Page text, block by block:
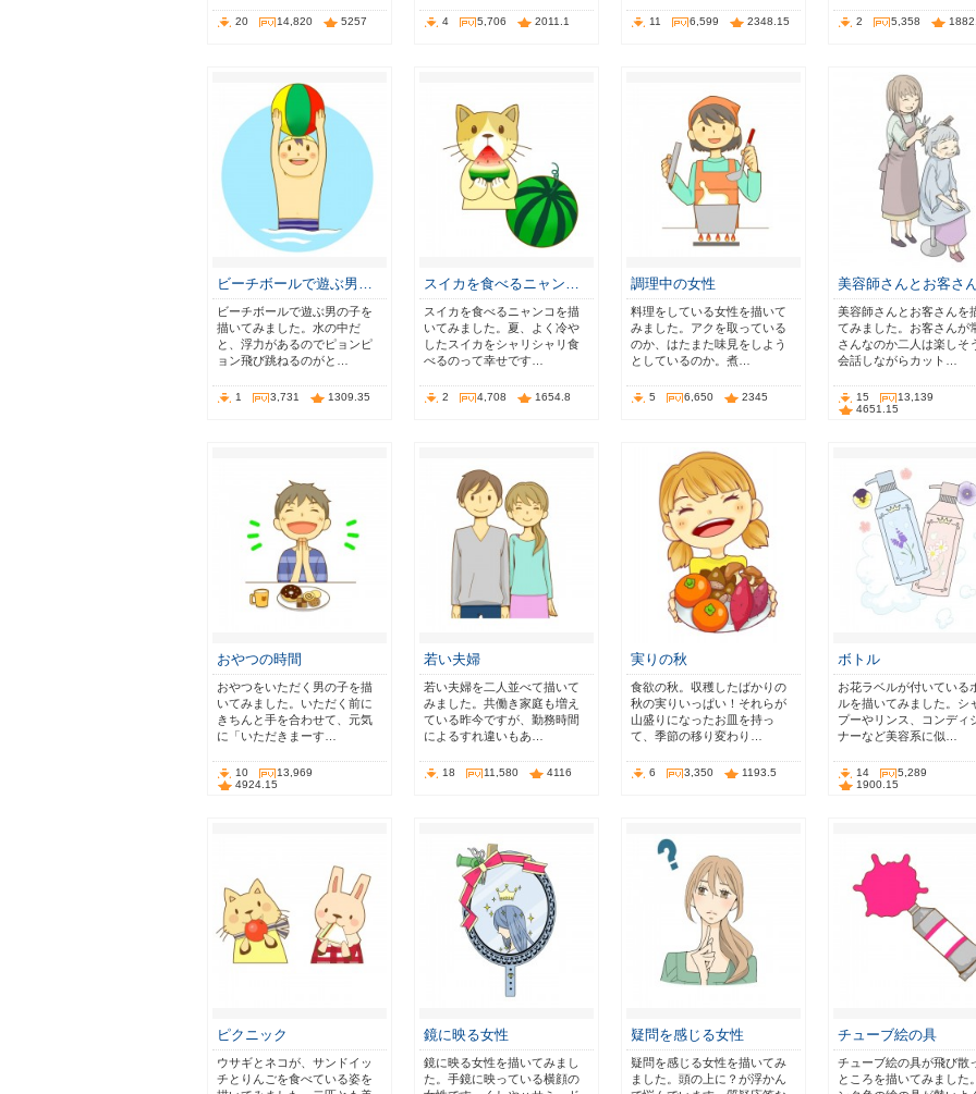
20 14,820 5257 4 5,706 2011.1 11 6,599 2348.15 2 5,358
ビーチボールで遊ぶ男…
ビーチボールで遊ぶ男の子を
描いてみました。水の中だ
と、浮力があるのでピョンピ
ョン飛び跳ねるのがと…
1 3,731 1309.35
スイカを食べるニャン…
スイカを食べるニャンコを描
いてみました。夏、よく冷や
したスイカをシャリシャリ食
べるのって幸せです…
2 4,708 1654.8
調理中の女性
料理をしている女性を描いて
みました。アクを取っている
のか、はたまた味見をしよう
としているのか。煮…
5 6,650 2345
美容師さんとお客さ
美容師さんとお客さんを
てみました。お客さんが
さんなのか二人は楽しそ
会話しながらカット…
15
13,139
4651.15
おやつの時間
おやつをいただく男の子を描
いてみました。いただく前に
きちんと手を合わせて、元気
に「いただきまーす…
10
13,969
4924.15
若い夫婦
若い夫婦を二人並べて描いて
みました。共働き家庭も増え
ている昨今ですが、勤務時間
によるすれ違いもあ…
18 11,580 4116
実りの秋
食欲の秋。収穫したばかりの
秋の実りいっぱい！それらが
山盛りになったお皿を持っ
て、季節の移り変わり…
6 3,350 1193.5
ボトル
お花ラベルが付いている
ルを描いてみました。シ
プーやリンス、コンディ
ナーなど美容系に似…
14
5,289
1900.15
ピクニック
ウサギとネコが、サンドイッ
チとりんごを食べている姿を
鏡に映る女性
鏡に映る女性を描いてみまし
た。手鏡に映っている横顔の
疑問を感じる女性
疑問を感じる女性を描いてみ
ました。頭の上に？が浮かん
チューブ絵の具
チューブ絵の具が飛び散
ところを描いてみました